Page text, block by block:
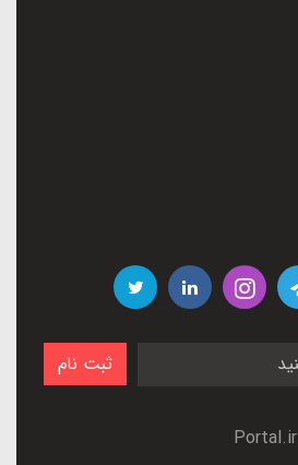
ثبت نام
Portal.ir